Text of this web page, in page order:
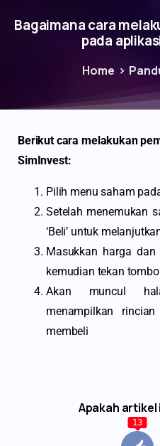
Bagaimana cara
pada
Home
Berikut cara melakukan
SimInvest:
Pilih menu saham
Setelah menemukan
‘Beli’ untuk
Masukkan harga
kemudian tekan tombol
Akan muncul
menampilkan
membeli
Apakah artikel
13